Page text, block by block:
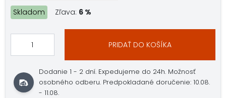
Skladom Zľava: 6 %
PRIDAŤ DO KOŠÍKA
Dodanie 1 - 2 dní. Expedujeme do 24h. Možnosť
osobného odberu. Predpokladané doručenie: 10.08.
- 11.08.